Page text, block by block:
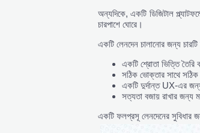
অন্যদিকে, একটি ডিজিটাল
চারপাশে ঘোরে।
একটি লেনদেন চালানোর জন্য
একটি শ্রোতা ভিত্তি তৈরি
সঠিক ভোক্তার সাথে
একটি দুর্দান্ত UX-এর জন্য
সত্যতা বজায় রাখার জন্য
একটি ফলপ্রসূ লেনদেনের সুবিধার